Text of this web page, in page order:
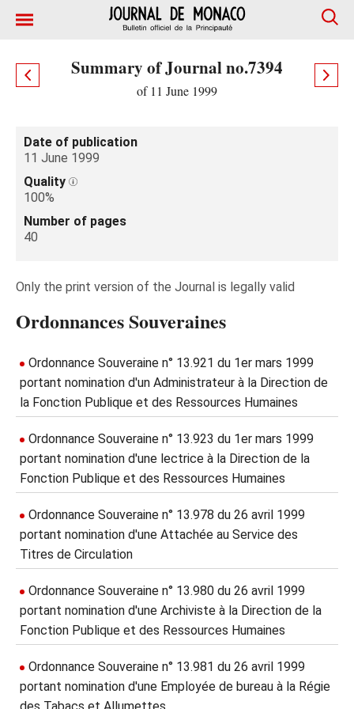
Summary of Journal no.7394
of 11 June 1999
Date of publication
11 June 1999
Quality
100%
Number of pages
40
Only the print version of the Journal is legally valid
Ordonnances Souveraines
Ordonnance Souveraine n° 13.921 du 1er mars 1999
portant nomination d'un Administrateur à la Direction de
la Fonction Publique et des Ressources Humaines
Ordonnance Souveraine n° 13.923 du 1er mars 1999
portant nomination d'une lectrice à la Direction de la
Fonction Publique et des Ressources Humaines
Ordonnance Souveraine n° 13.978 du 26 avril 1999
portant nomination d'une Attachée au Service des
Titres de Circulation
Ordonnance Souveraine n° 13.980 du 26 avril 1999
portant nomination d'une Archiviste à la Direction de la
Fonction Publique et des Ressources Humaines
Ordonnance Souveraine n° 13.981 du 26 avril 1999
portant nomination d'une Employée de bureau à la Régie